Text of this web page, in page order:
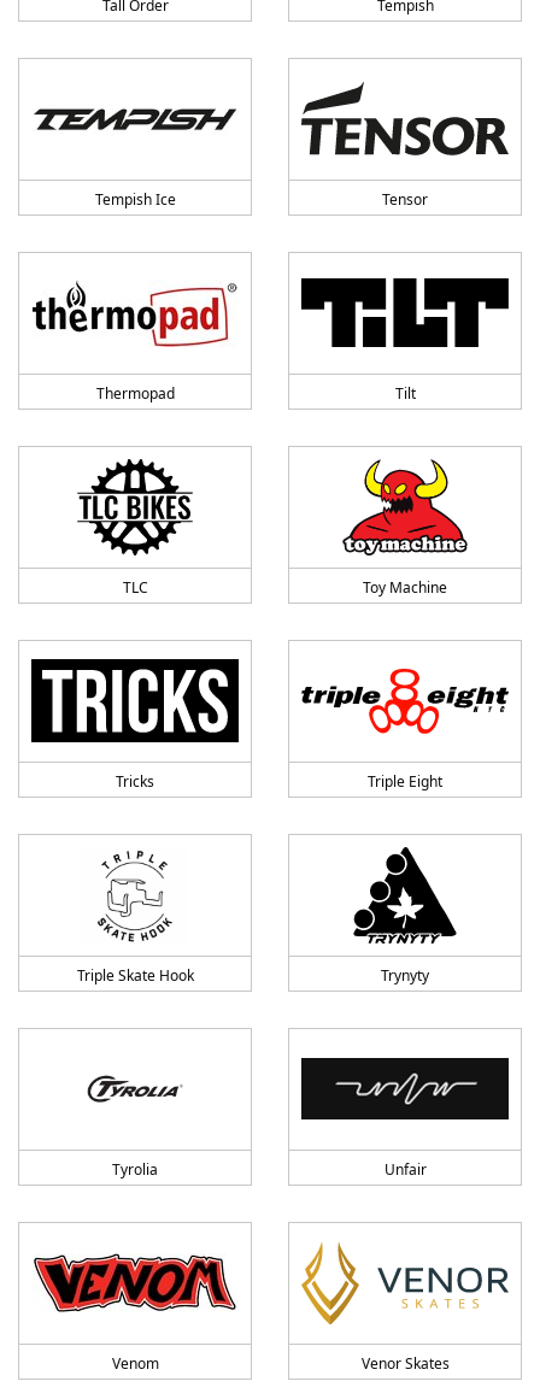
Tall Order Tempish
Tempish Ice Tensor
Thermopad Tilt
TLC Toy Machine
Tricks Triple Eight
Triple Skate Hook Trynyty
Tyrolia Unfair
Venom Venor Skates